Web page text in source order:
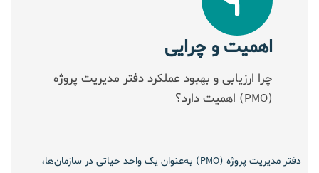
اهمیت و چرایی
چرا ارزیابی و بهبود عملکرد دفتر مدیریت پروژه
(PMO) اهمیت دارد؟
دفتر مدیریت پروژه (PMO) به‌عنوان یک واحد حیاتی در سازمان‌ها،